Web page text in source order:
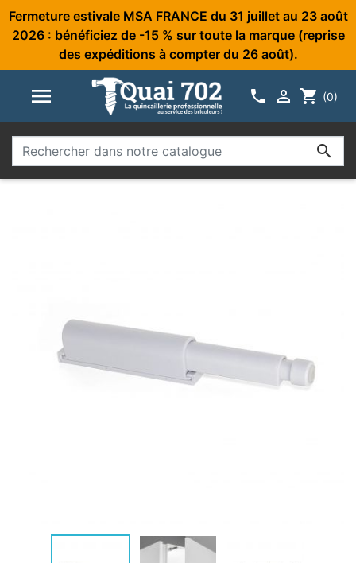
Fermeture estivale MSA FRANCE du 31 juillet au 23 août
2026 : bénéficiez de -15 % sur toute la marque (reprise
des expéditions à compter du 26 août).
   shopping_cart (0)
